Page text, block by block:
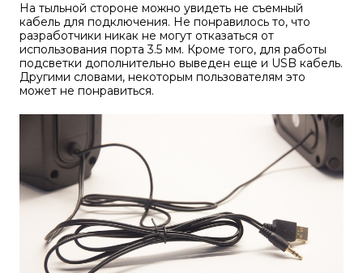
На тыльной стороне можно увидеть не съемный
кабель для подключения. Не понравилось то, что
разработчики никак не могут отказаться от
использования порта 3.5 мм. Кроме того, для работы
подсветки дополнительно выведен еще и USB кабель.
Другими словами, некоторым пользователям это
может не понравиться.